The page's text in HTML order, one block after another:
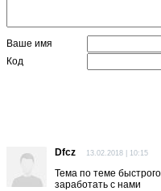
Ваше имя
Код
Dfcz 13.02.2018 | 10:15
Тема по теме
заработать с нами